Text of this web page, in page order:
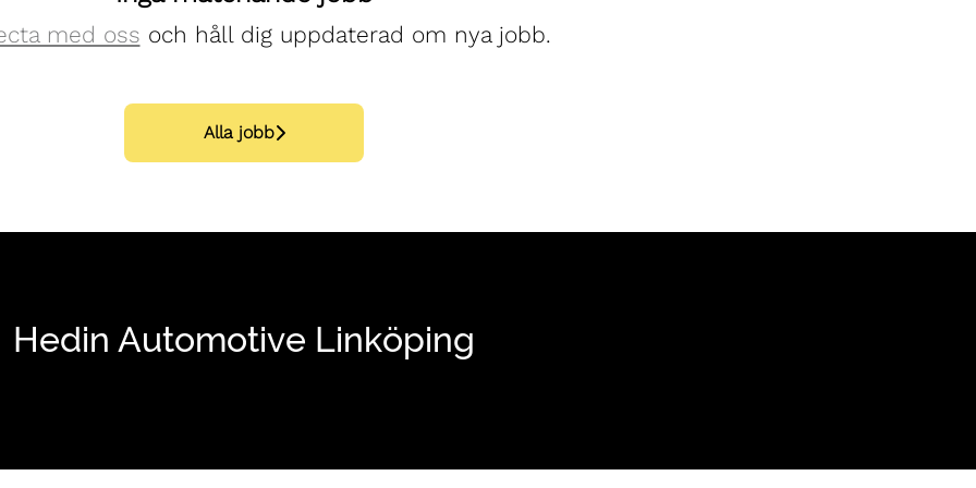
med oss och håll dig uppdaterad om nya jobb.
Alla jobb
Hedin Automotive Linköping